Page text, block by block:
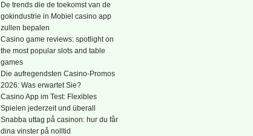
De trends die de toekomst van de
gokindustrie in Mobiel casino app
zullen bepalen
Casino game reviews: spotlight on
the most popular slots and table
games
Die aufregendsten Casino-Promos
2026: Was erwartet Sie?
Casino App im Test: Flexibles
Spielen jederzeit und überall
Snabba uttag på casinon: hur du får
dina vinster på nolltid